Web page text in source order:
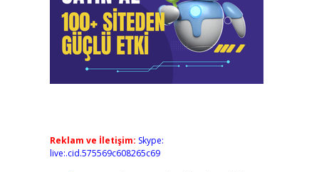
Reklam ve İletişim: Skype:
live:.cid.575569c608265c69